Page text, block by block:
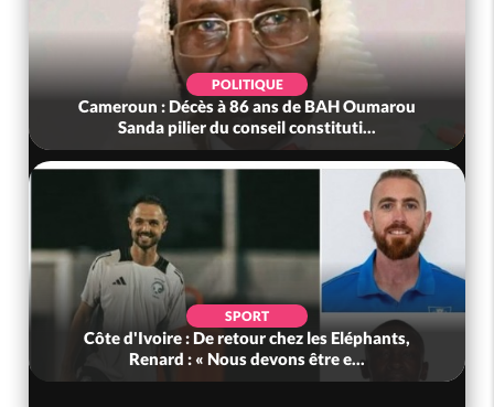
POLITIQUE
Cameroun : Décès à 86 ans de BAH Oumarou
Sanda pilier du conseil constituti...
SPORT
Côte d'Ivoire : De retour chez les Eléphants,
Renard : « Nous devons être e...